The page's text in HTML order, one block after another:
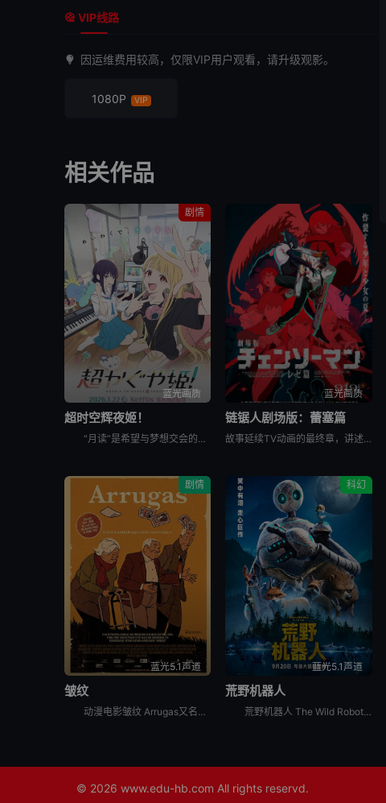
VIP线路
因运维费用较高，仅限VIP用户观看，请升级观影。
1080P VIP
相关作品
剧情
蓝光画质
超时空辉夜姬！
“月读”是希望与梦想交会的虚拟空间，而舞台幕布将缓缓升起，见证几位少女在此谱写短暂却珍贵的相遇篇章。 &nbsp; &nbsp; &nbsp; &nbsp; &nbsp; &nbsp; &nbsp
蓝光画质
链锯人剧场版：蕾塞篇
故事延续TV动画的最终章，讲述男主角电次在偶然邂逅的神秘少女雷泽的庇护下，在快节奏的战斗中，奔向难以预测的命运。 电次，一个少年，与“电锯恶魔”签订契约，化身“电锯人”，成为隶属于公安部魔物对策特别课
剧情
蓝光5.1声道
皱纹
动漫电影皱纹 Arrugas又名欢乐皱纹讲述的是：最近，埃米利奥（Charo Díaz 塔乔·冈萨雷兹 配音）总是丢三落四的，惹出了一堆的麻烦，因此，他的家人将埃米利奥送进了养老院。埃米利奥对于养
科幻
蓝光5.1声道
荒野机器人
荒野机器人 The Wild Robot改编自皮特·布朗的同名畅销书，聚焦机器人萝斯（露皮塔·尼永奥 Lupita Nyong&#39;o 配音）的冒险之旅。她因一场意外漂流到了孤岛，偏离了程序预
© 2026 www.edu-hb.com All rights reservd.